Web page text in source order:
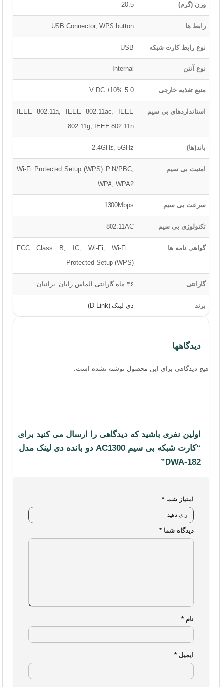
وزن (گرم) 20.5
رابط ها USB Connector, WPS button
نوع رابط کارت شبکه USB
نوع آنتن Internal
منبع تغذیه خارجی 5.0 V DC ±10%
استانداردهای بی سیم
IEEE 802.11a, IEEE 802.11ac, IEEE
802.11g, IEEE 802.11n
باند(ها) 2.4GHz, 5GHz
امنیت بی سیم
Wi-Fi Protected Setup (WPS) PIN/PBC,
WPA, WPA2
سرعت بی سیم 1300Mbps
تکنولوژی بی سیم 802.11AC
گواهی نامه ها
 FCC Class B, IC, Wi-Fi, Wi-Fi
Protected Setup (WPS)
گارانتی ۳۶ ماه گارانتی الماس رایان ایرانیان
برند دی لینک (D-Link)
دیدگاهها
هیچ دیدگاهی برای این محصول نوشته نشده است.
اولین نفری باشید که دیدگاهی را ارسال می کنید برای
“کارت شبکه بی سیم AC1300 دو بانده دی لینک مدل
DWA-182”
امتیاز شما *
دیدگاه شما *
نام *
ایمیل *